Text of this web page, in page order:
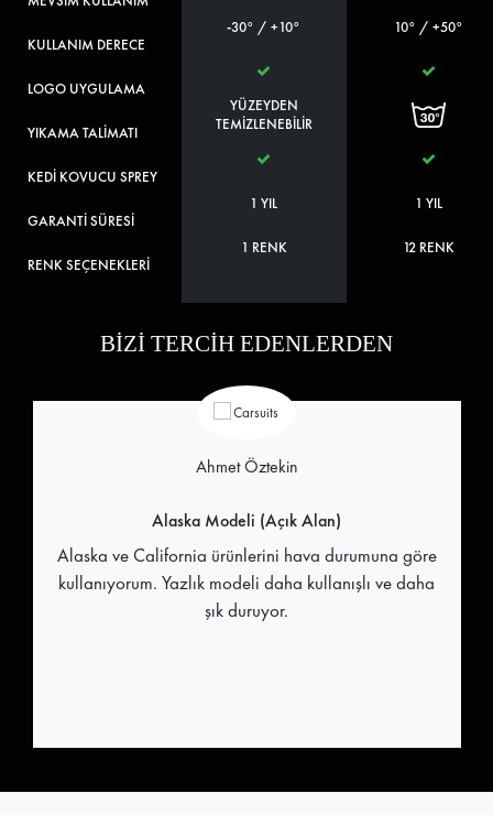
KULLANIM DERECE
LOGO UYGULAMA
YIKAMA TALİMATI
KEDİ KOVUCU SPREY
GARANTİ SÜRESİ
RENK SEÇENEKLERİ
-30° / +10°
YÜZEYDEN
TEMİZLENEBİLİR
1 YIL
1 RENK
10° / +50°
1 YIL
12 RENK
BİZİ TERCİH EDENLERDEN
Ahmet Öztekin
Alaska Modeli (Açık Alan)
Alaska ve California ürünlerini hava durumuna göre
kullanıyorum. Yazlık modeli daha kullanışlı ve daha
şık duruyor.